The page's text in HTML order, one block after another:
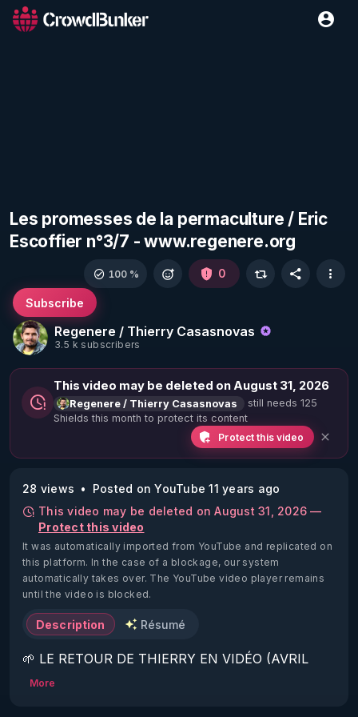
Les promesses de la permaculture / Eric
Escoffier n°​3/7 - www.regenere.org
Regenere / Thierry Casasnovas
3.5 k subscribers
Subscribe
100 % 0
This video may be deleted on August 31, 2026
Regenere / Thierry Casasnovas
still needs 125
Shields this month to protect its content
Protect this video
28 views
Posted on YouTube 11 years ago
This video may be deleted on August 31, 2026 —
Protect this video
It was automatically imported from YouTube and replicated on
this platform. In the case of a blockage, our system
automatically takes over. The YouTube video player remains
until the video is blocked.
Description Résumé
🌱 LE RETOUR DE THIERRY EN VIDÉO (AVRIL
2022)!
More